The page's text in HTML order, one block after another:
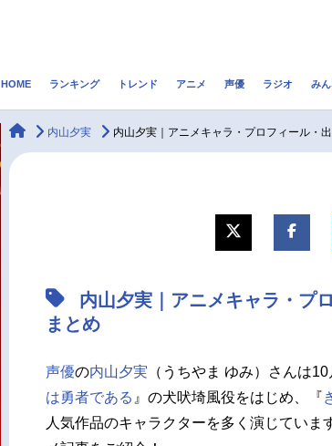
声優記事一覧
HOME ランキング トレンド アニメ 声優 ラジオ み
animateTimes
内山夕実 内山夕実｜アニメキャラ・プロフィール・
内山夕実｜アニメキャラ・プ
まとめ
声優の内山夕実 （うちやま ゆみ）さんは
は勇者である 』の犬吠埼風役をはじめ、『
人気作品のキャラクターを多く演じていま